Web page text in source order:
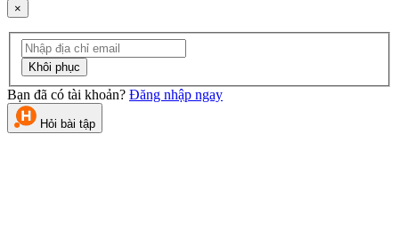
×
Khôi phục
Bạn đã có tài khoản? Đăng nhập ngay
Hỏi bài tập